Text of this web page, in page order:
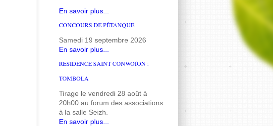
En savoir plus...
CONCOURS DE PÉTANQUE
Samedi 19 septembre 2026
En savoir plus...
RÉSIDENCE SAINT CONWOÏON :
TOMBOLA
Tirage le vendredi 28 août à
20h00 au forum des associations
à la salle Seizh.
En savoir plus...